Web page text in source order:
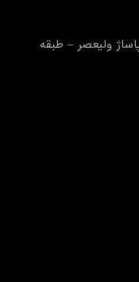
12 فروردین- پاساژ ولیعصر – طبقه